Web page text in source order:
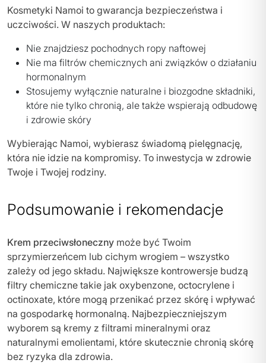
Kosmetyki Namoi to gwarancja bezpieczeństwa i
uczciwości. W naszych produktach:
Nie znajdziesz pochodnych ropy naftowej
Nie ma filtrów chemicznych ani związków o działaniu
hormonalnym
Stosujemy wyłącznie naturalne i biozgodne składniki,
które nie tylko chronią, ale także wspierają odbudowę
i zdrowie skóry
Wybierając Namoi, wybierasz świadomą pielęgnację,
która nie idzie na kompromisy. To inwestycja w zdrowie
Twoje i Twojej rodziny.
Podsumowanie i rekomendacje
Krem przeciwsłoneczny może być Twoim
sprzymierzeńcem lub cichym wrogiem – wszystko
zależy od jego składu. Największe kontrowersje budzą
filtry chemiczne takie jak oxybenzone, octocrylene i
octinoxate, które mogą przenikać przez skórę i wpływać
na gospodarkę hormonalną. Najbezpieczniejszym
wyborem są kremy z filtrami mineralnymi oraz
naturalnymi emolientami, które skutecznie chronią skórę
bez ryzyka dla zdrowia.